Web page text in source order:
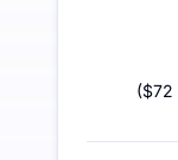
($72